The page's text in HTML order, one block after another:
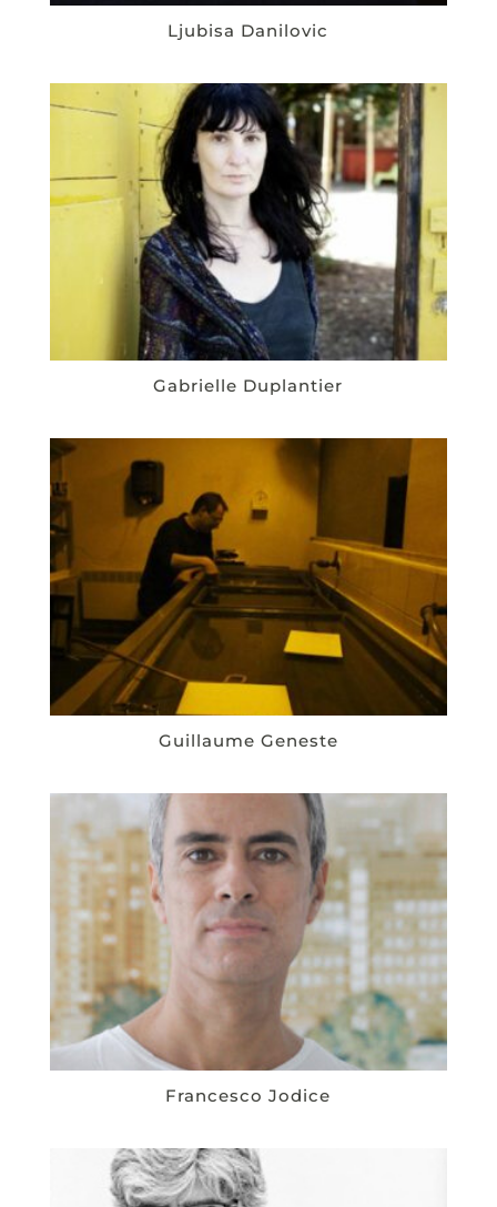
Ljubisa Danilovic
Gabrielle Duplantier
Guillaume Geneste
Francesco Jodice